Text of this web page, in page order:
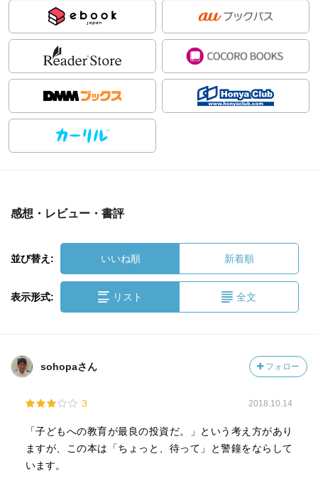
感想・レビュー・書評
並び替え: いいね順 新着順
表示形式: リスト 全文
sohopaさん フォロー
3 2018.10.14
「子どもへの教育が最良の投資だ。」という考え方があり
ますが、この本は「ちょっと、待って」と警鐘をならして
います。